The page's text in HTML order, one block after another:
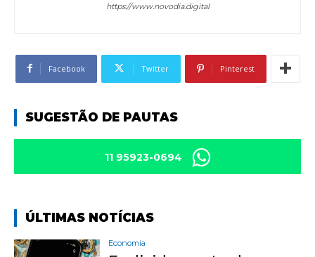
https://www.novodia.digital
Facebook Twitter Pinterest
SUGESTÃO DE PAUTAS
11 95923-0694
ÚLTIMAS NOTÍCIAS
Economia